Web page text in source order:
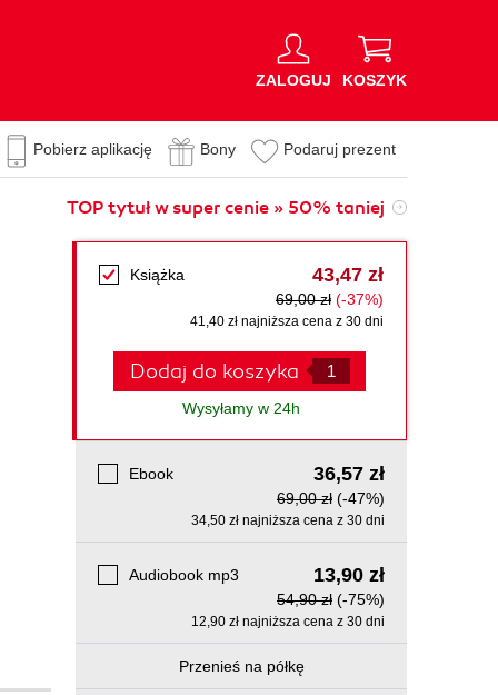
ZALOGUJ KOSZYK
Pobierz aplikację Bony Podaruj prezent
TOP tytuł w super cenie » 50% taniej
Książka 43,47 zł
69,00 zł (-37%)
41,40 zł najniższa cena z 30 dni
Dodaj do koszyka
Wysyłamy w 24h
Ebook 36,57 zł
69,00 zł (-47%)
34,50 zł najniższa cena z 30 dni
Audiobook mp3 13,90 zł
54,90 zł (-75%)
12,90 zł najniższa cena z 30 dni
Przenieś na półkę